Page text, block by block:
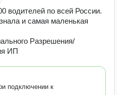
водителей по всей России.
и самая маленькая
Разрешения/
ИП
подключении к